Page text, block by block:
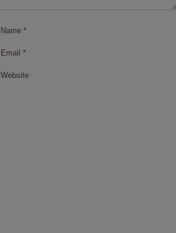
Name *
Email *
Website